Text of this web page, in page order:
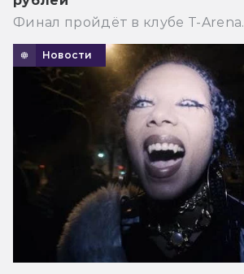
Финал пройдёт в клубе T-Arena.
Новости